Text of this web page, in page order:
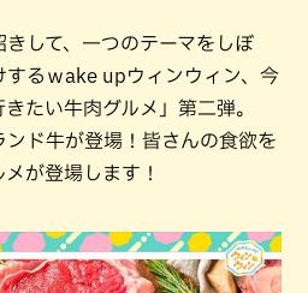
して、一つのテーマをしぼ
するｗake upウィンウィン、今
たい牛肉グルメ」第二弾。
ド牛が登場！皆さんの食欲を
が登場します！